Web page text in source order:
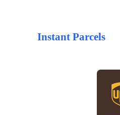
Instant Parcels